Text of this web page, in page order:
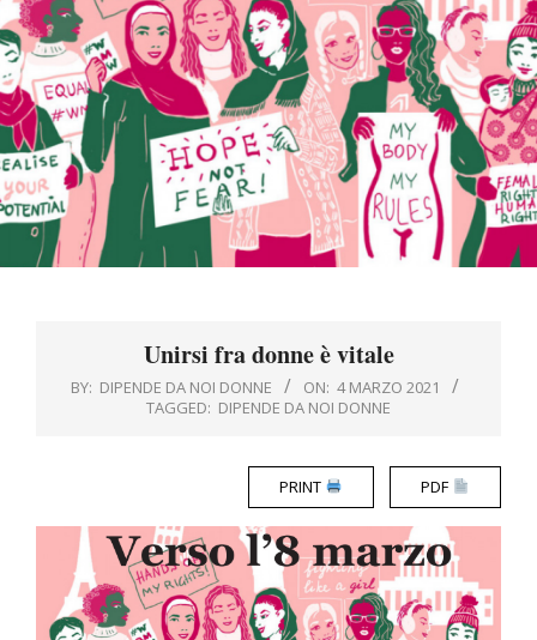
Unirsi fra donne è vitale
BY: DIPENDE DA NOI DONNE ON: 4 MARZO 2021
TAGGED: DIPENDE DA NOI DONNE
PRINT PDF